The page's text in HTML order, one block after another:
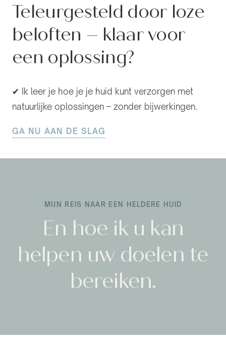
Teleurgesteld door loze
beloften – klaar voor
een oplossing?
✔ Ik leer je hoe je je huid kunt verzorgen met
natuurlijke oplossingen – zonder bijwerkingen.
GA NU AAN DE SLAG
MIJN REIS NAAR EEN HELDERE HUID
En hoe ik u kan
helpen uw doelen te
bereiken.